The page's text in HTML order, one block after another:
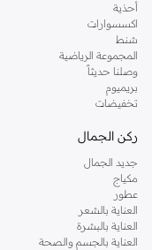
أحذية
اكسسوارات
شنط
المجموعة الرياضية
وصلنا حديثاً
بريميوم
تخفيضات
ركن الجمال
جديد الجمال
مكياج
عطور
العناية بالشعر
العناية بالبشرة
العناية بالجسم والصحة